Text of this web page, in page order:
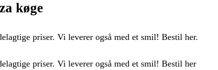
køge
priser. Vi leverer også med et smil! Bestil her.
priser. Vi leverer også med et smil! Bestil her